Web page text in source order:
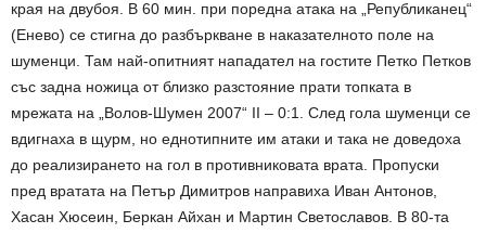
края на двубоя. В 60 мин. при поредна атака на „Републиканец“
(Енево) се стигна до разбъркване в наказателното поле на
шуменци. Там най-опитният нападател на гостите Петко Петков
със задна ножица от близко разстояние прати топката в
мрежата на „Волов-Шумен 2007“ II – 0:1. След гола шуменци се
вдигнаха в щурм, но еднотипните им атаки и така не доведоха
до реализирането на гол в противниковата врата. Пропуски
пред вратата на Петър Димитров направиха Иван Антонов,
Хасан Хюсеин, Беркан Айхан и Мартин Светославов. В 80-та